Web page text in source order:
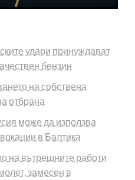
удари принуждават
бензин
на собствена
отбрана
може да използва
в Балтика
на вътрешните работи
замесен в